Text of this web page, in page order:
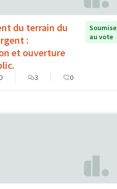
du terrain du
:
et ouverture
Soumise
au vote
3 0